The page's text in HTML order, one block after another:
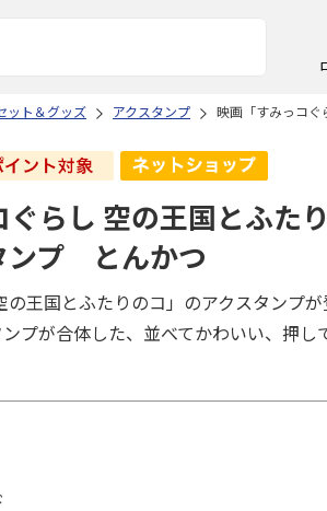
ット＆グッズ アクスタンプ 映画「すみっコ
らし 空の王国とふた
プ とんかつ
王国とふたりのコ」のアクスタンプが
プが合体した、並べてかわいい、押し